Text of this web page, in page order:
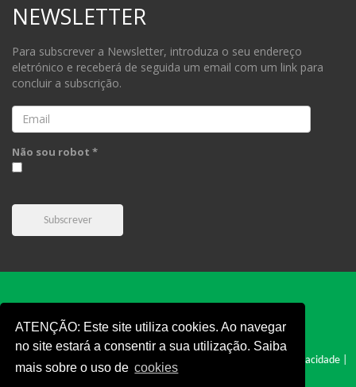
ATENÇÃO: Este site utiliza cookies. Ao navegar
no site estará a consentir a sua utilização. Saiba
mais sobre o uso de cookies
NEWSLETTER
Para subscrever a Newsletter, introduza o seu endereço
eletrónico e receberá de seguida um email com um link para
concluir a subscrição.
Email
Não sou robot *
Subscrever
FPC © 2019 - Todos os direitos reservados | Politica e Privacidade